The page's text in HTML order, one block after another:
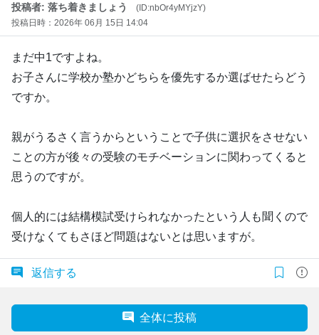
投稿者: 落ち着きましょう
(ID:nbOr4yMYjzY)
投稿日時：2026年 06月 15日 14:04
まだ中1ですよね。
お子さんに学校か塾かどちらを優先するか選ばせたらどう
ですか。
親がうるさく言うからということで子供に選択をさせない
ことの方が後々の受験のモチベーションに関わってくると
思うのですが。
個人的には結構模試受けられなかったという人も聞くので
受けなくてもさほど問題はないとは思いますが。
返信する
全体に投稿